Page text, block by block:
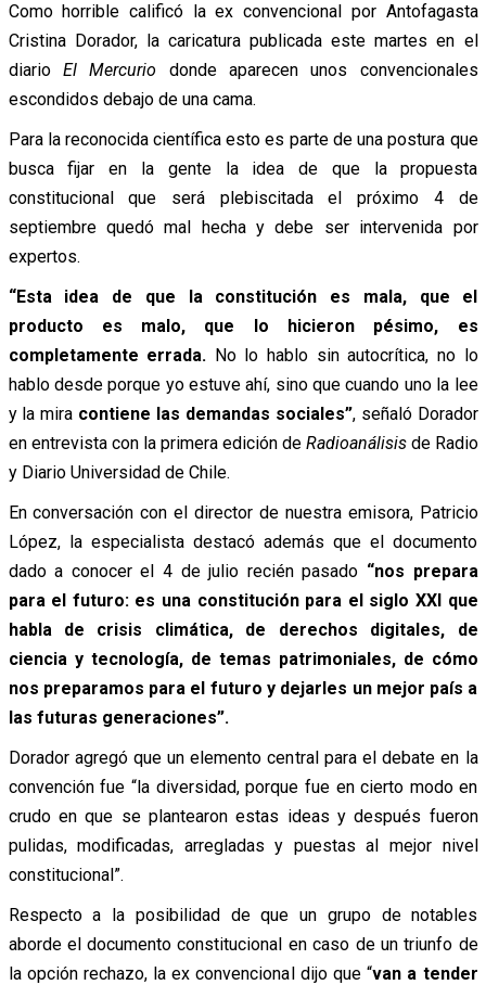
Como horrible calificó la ex convencional por Antofagasta
Cristina Dorador, la caricatura publicada este martes en el
diario El Mercurio donde aparecen unos convencionales
escondidos debajo de una cama.
Para la reconocida científica esto es parte de una postura que
busca fijar en la gente la idea de que la propuesta
constitucional que será plebiscitada el próximo 4 de
septiembre quedó mal hecha y debe ser intervenida por
expertos.
“Esta idea de que la constitución es mala, que el
producto es malo, que lo hicieron pésimo, es
completamente errada. No lo hablo sin autocrítica, no lo
hablo desde porque yo estuve ahí, sino que cuando uno la lee
y la mira contiene las demandas sociales”, señaló Dorador
en entrevista con la primera edición de Radioanálisis de Radio
y Diario Universidad de Chile.
En conversación con el director de nuestra emisora, Patricio
López, la especialista destacó además que el documento
dado a conocer el 4 de julio recién pasado “nos prepara
para el futuro: es una constitución para el siglo XXI que
habla de crisis climática, de derechos digitales, de
ciencia y tecnología, de temas patrimoniales, de cómo
nos preparamos para el futuro y dejarles un mejor país a
las futuras generaciones”.
Dorador agregó que un elemento central para el debate en la
convención fue “la diversidad, porque fue en cierto modo en
crudo en que se plantearon estas ideas y después fueron
pulidas, modificadas, arregladas y puestas al mejor nivel
constitucional”.
Respecto a la posibilidad de que un grupo de notables
aborde el documento constitucional en caso de un triunfo de
la opción rechazo, la ex convencional dijo que “van a tender